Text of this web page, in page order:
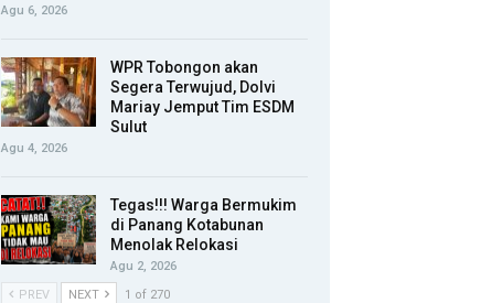
Agu 6, 2026
WPR Tobongon akan
Segera Terwujud, Dolvi
Mariay Jemput Tim ESDM
Sulut
Agu 4, 2026
Tegas!!! Warga Bermukim
di Panang Kotabunan
Menolak Relokasi
Agu 2, 2026
PREV
NEXT 1 of 270